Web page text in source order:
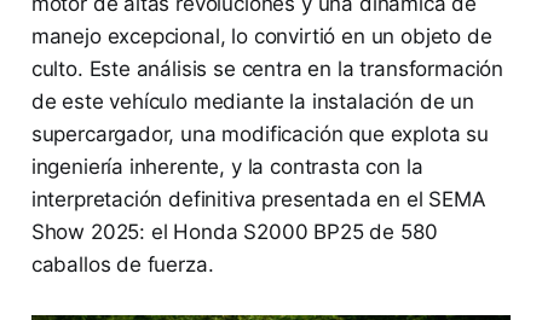
manejo excepcional, lo convirtió en un objeto de
culto. Este análisis se centra en la transformación
de este vehículo mediante la instalación de un
supercargador, una modificación que explota su
ingeniería inherente, y la contrasta con la
interpretación definitiva presentada en el SEMA
Show 2025: el Honda S2000 BP25 de 580
caballos de fuerza.